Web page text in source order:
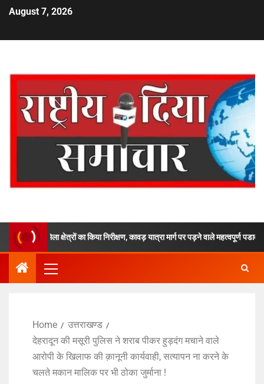
August 7, 2026
मेला क्षेत्रों का किया निरीक्षण, कावड़ यात्रा मार्ग पर पड़ने वाले महत्वपूर्ण पडावों, घाटों
Home
उत्तराखण्ड
देहरादून की मसूरी पुलिस ने शराब पीकर हुड़दंग मचाने वाले
आरोपी के खिलाफ की क़ानूनी कार्यवाही, सत्यापन ना करने के
चलते मकान मालिक पर भी ठोका जुर्माना !